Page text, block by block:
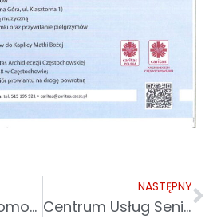
Dzienny Dom Pomocy w Sanoku
NASTĘPNY
Centrum Usług Senioralnych w Sanoku